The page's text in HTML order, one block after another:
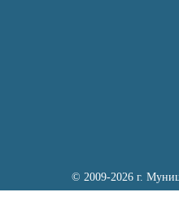
© 2009-2026 г.